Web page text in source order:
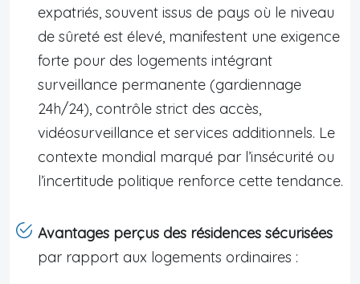
expatriés, souvent issus de pays où le niveau
de sûreté est élevé, manifestent une exigence
forte pour des logements intégrant
surveillance permanente (gardiennage
24h/24), contrôle strict des accès,
vidéosurveillance et services additionnels. Le
contexte mondial marqué par l’insécurité ou
l’incertitude politique renforce cette tendance.
Avantages perçus des résidences sécurisées
par rapport aux logements ordinaires :